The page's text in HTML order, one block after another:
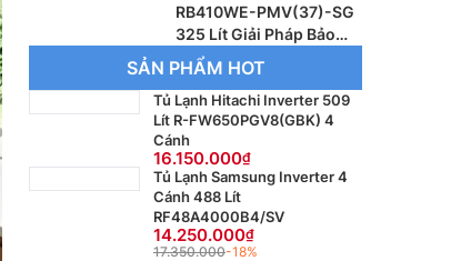
RB410WE-PMV(37)-SG
325 Lít Giải Pháp Bảo
Quản Thực Phẩm Hiện
Đại Cho Gia Đình
SẢN PHẨM HOT
Tủ Lạnh Hitachi Inverter 509
Lít R-FW650PGV8(GBK) 4
Cánh
16.150.000
Tủ Lạnh Samsung Inverter 4
Cánh 488 Lít
RF48A4000B4/SV
14.250.000
17.350.000-18%